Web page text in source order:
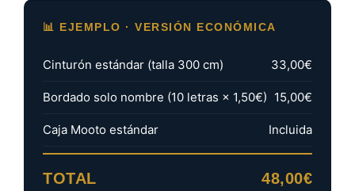
📊 EJEMPLO · VERSIÓN ECONÓMICA
Cinturón estándar (talla 300 cm) 33,00€
Bordado solo nombre (10 letras × 1,50€) 15,00€
Caja Mooto estándar Incluida
TOTAL 48,00€